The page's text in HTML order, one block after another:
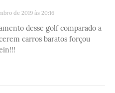
de 2019 às 20:16
desse golf comparado a
carros baratos forçou